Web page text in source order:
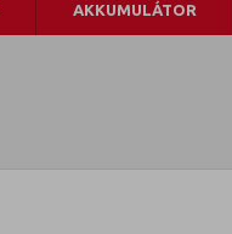
AKKUMULÁTOR